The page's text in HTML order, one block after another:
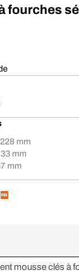
fourches
mm
mm
mm